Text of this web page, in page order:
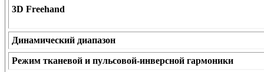
3D Freehand
Динамический диапазон
Режим тканевой и пульсовой-инверсной гармоники